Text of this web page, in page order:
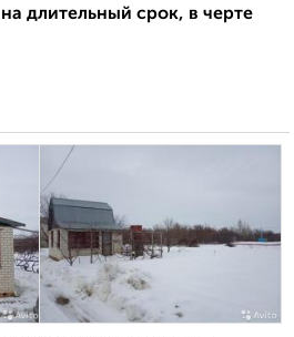
длительный срок, в черте